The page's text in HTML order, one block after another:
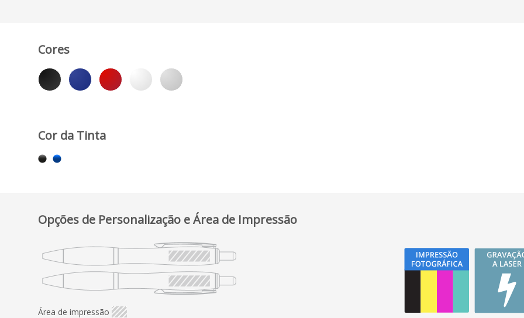
Cores
Cor da Tinta
Opções de Personalização e Área de Impressão
Área de impressão